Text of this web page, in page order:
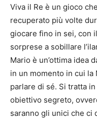
Viva il Re è un gioco
recuperato più volte
giocare fino in sei, con
sorprese a sobillare
Mario è un’ottima idea
in un momento in cui
parlare di sé. Si tratta
obiettivo segreto,
saranno gli unici che ci